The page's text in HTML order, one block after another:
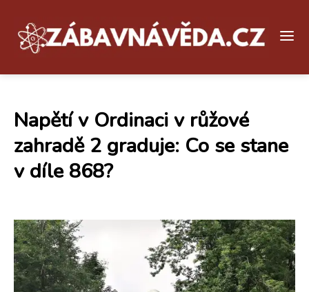
Napětí v Ordinaci v růžové
zahradě 2 graduje: Co se stane
v díle 868?